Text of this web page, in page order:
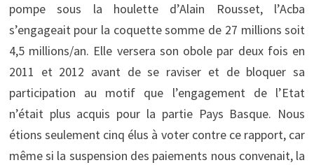
pompe sous la houlette d’Alain Rousset, l’Acba
s’engageait pour la coquette somme de 27 millions soit
4,5 millions/an. Elle versera son obole par deux fois en
2011 et 2012 avant de se raviser et de bloquer sa
participation au motif que l’engagement de l’Etat
n’était plus acquis pour la partie Pays Basque. Nous
étions seulement cinq élus à voter contre ce rapport, car
même si la suspension des paiements nous convenait, la